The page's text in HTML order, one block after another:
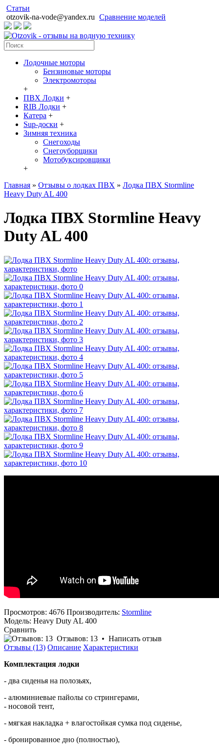
Статьи
otzovik-na-vode@yandex.ru Сравнение моделей
Лодочные моторы
Бензиновые моторы
Электромоторы
+
ПВХ Лодки +
RIB Лодки +
Катера +
Sup-доски +
Зимняя техника
Снегоходы
Cнегоуборщики
Мотобуксировщики
+
Главная » Отзывы о лодках ПВХ » Лодка ПВХ Stormline
Heavy Duty AL 400
Лодка ПВХ Stormline Heavy
Duty AL 400
Просмотров: 4676 Производитель: Stormline
Модель: Heavy Duty AL 400
Сравнить
Отзывов: 13 • Написать отзыв
Отзывы (13) Описание Характеристики
Комплектация лодки
- два сиденья на полозьях,
- алюминиевые пайолы со стрингерами,
- носовой тент,
- мягкая накладка + влагостойкая сумка под сиденье,
- бронированное дно (полностью),